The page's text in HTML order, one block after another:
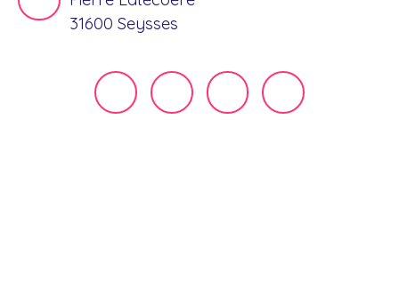
31600 Seysses